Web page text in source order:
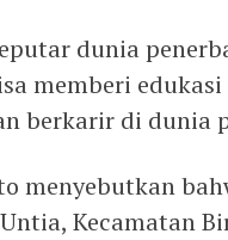
dunia
memberi
berkarir di dunia
menyebutkan
Kecamatan